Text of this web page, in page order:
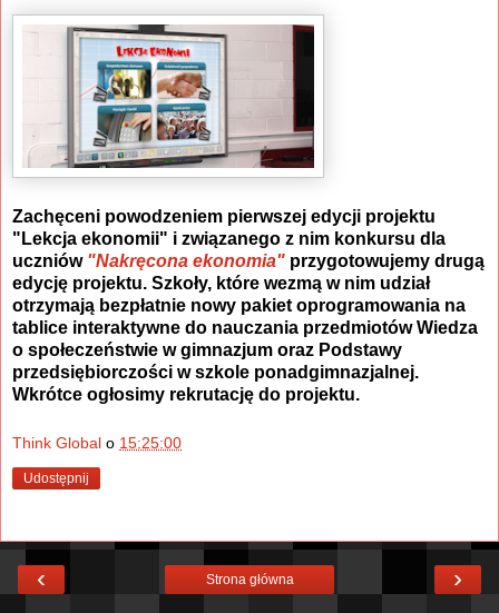
Zachęceni powodzeniem pierwszej edycji projektu
"Lekcja ekonomii" i związanego z nim konkursu dla
uczniów "Nakręcona ekonomia" przygotowujemy drugą
edycję projektu. Szkoły, które wezmą w nim udział
otrzymają bezpłatnie nowy pakiet oprogramowania na
tablice interaktywne do nauczania przedmiotów Wiedza
o społeczeństwie w gimnazjum oraz Podstawy
przedsiębiorczości w szkole ponadgimnazjalnej.
Wkrótce ogłosimy rekrutację do projektu.
Think Global o 15:25:00
Udostępnij
‹ ›
Strona główna